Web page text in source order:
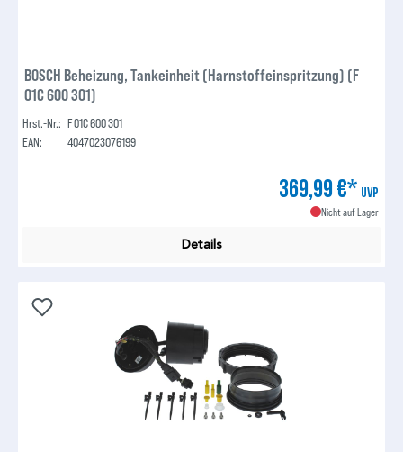
BOSCH Beheizung, Tankeinheit (Harnstoffeinspritzung) (F
01C 600 301)
Hrst.-Nr.: F 01C 600 301
EAN:
4047023076199
369,99 €* UVP
Nicht auf Lager
Details